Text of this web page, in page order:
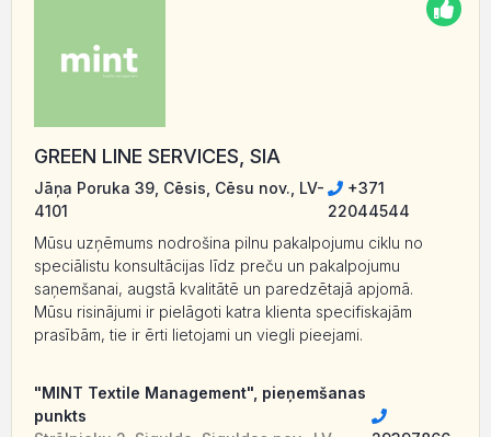
GREEN LINE SERVICES, SIA
Jāņa Poruka 39, Cēsis, Cēsu nov., LV-
4101
+371
22044544
Mūsu uzņēmums nodrošina pilnu pakalpojumu ciklu no
speciālistu konsultācijas līdz preču un pakalpojumu
saņemšanai, augstā kvalitātē un paredzētajā apjomā.
Mūsu risinājumi ir pielāgoti katra klienta specifiskajām
prasībām, tie ir ērti lietojami un viegli pieejami.
"MINT Textile Management", pieņemšanas
punkts